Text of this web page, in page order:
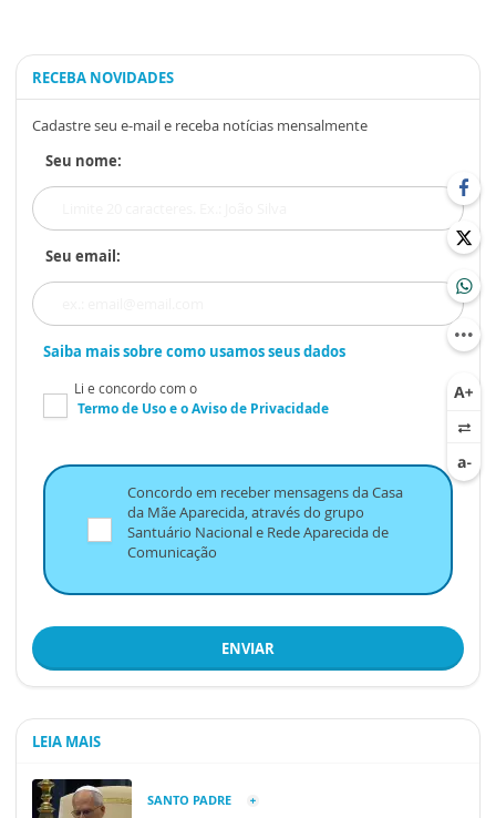
RECEBA NOVIDADES
Cadastre seu e-mail e receba notícias mensalmente
Seu nome:
Seu email:
Saiba mais sobre como usamos seus dados
Li e concordo com o
Termo de Usoe oAviso de Privacidade
Concordo em receber mensagens da Casa
da Mãe Aparecida, através do grupo
Santuário Nacional e Rede Aparecida de
Comunicação
ENVIAR
LEIA MAIS
SANTO PADRE